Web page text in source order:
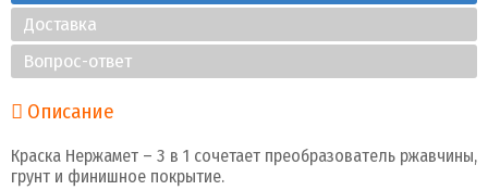
Доставка
Вопрос-ответ
Описание
Краска Нержамет – 3 в 1 сочетает преобразователь ржавчины,
грунт и финишное покрытие.